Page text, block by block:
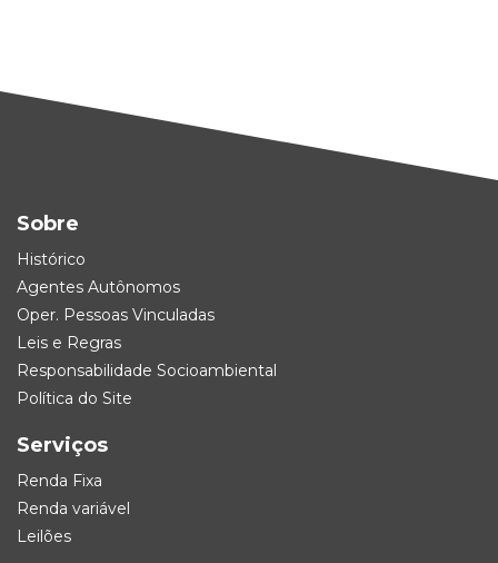
Sobre
Histórico
Agentes Autônomos
Oper. Pessoas Vinculadas
Leis e Regras
Responsabilidade Socioambiental
Política do Site
Serviços
Renda Fixa
Renda variável
Leilões